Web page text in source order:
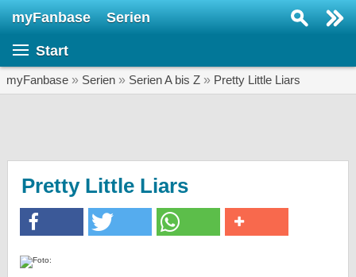
myFanbase Serien
Start
myFanbase » Serien » Serien A bis Z » Pretty Little Liars
Pretty Little Liars
SERIEN
Veranstaltungen
KULTUR